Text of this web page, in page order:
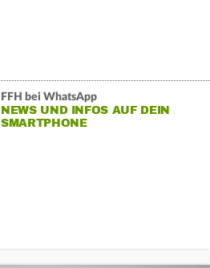
FFH bei WhatsApp
NEWS UND INFOS AUF DEIN
SMARTPHONE